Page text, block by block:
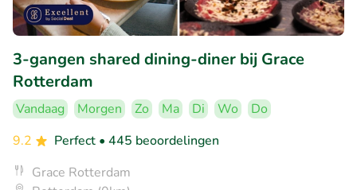
3-gangen shared dining-diner bij Grace
Rotterdam
Vandaag Morgen Zo Ma Di Wo
Do
9.2
Perfect • 445 beoordelingen
Grace Rotterdam